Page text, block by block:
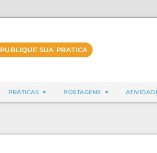
PUBLIQUE SUA PRATICA
PRÁTICAS POSTAGENS